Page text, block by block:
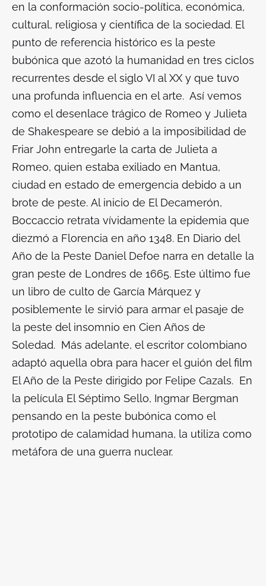
en la conformación socio-política, económica,
cultural, religiosa y científica de la sociedad. El
punto de referencia histórico es la peste
bubónica que azotó la humanidad en tres ciclos
recurrentes desde el siglo VI al XX y que tuvo
una profunda influencia en el arte. Así vemos
como el desenlace trágico de Romeo y Julieta
de Shakespeare se debió a la imposibilidad de
Friar John entregarle la carta de Julieta a
Romeo, quien estaba exiliado en Mantua,
ciudad en estado de emergencia debido a un
brote de peste. Al inicio de El Decamerón,
Boccaccio retrata vívidamente la epidemia que
diezmó a Florencia en año 1348. En Diario del
Año de la Peste Daniel Defoe narra en detalle la
gran peste de Londres de 1665. Este último fue
un libro de culto de García Márquez y
posiblemente le sirvió para armar el pasaje de
la peste del insomnio en Cien Años de
Soledad. Más adelante, el escritor colombiano
adaptó aquella obra para hacer el guión del film
El Año de la Peste dirigido por Felipe Cazals. En
la película El Séptimo Sello, Ingmar Bergman
pensando en la peste bubónica como el
prototipo de calamidad humana, la utiliza como
metáfora de una guerra nuclear.